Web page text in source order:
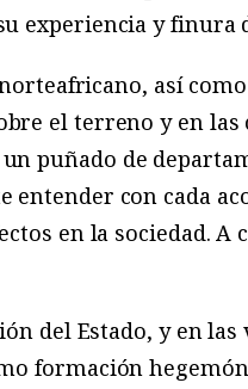
experiencia y finura
así
el terreno y en las
puñado de
entender con cada
en la sociedad. A
del Estado, y en
formación